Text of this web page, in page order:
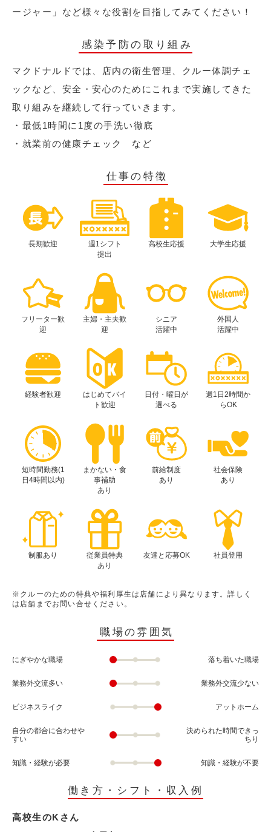
ージャー」など様々な役割を目指してみてください！
感染予防の取り組み
マクドナルドでは、店内の衛生管理、クルー体調チェ
ックなど、安全・安心のためにこれまで実施してきた
取り組みを継続して行っていきます。
・最低1時間に1度の手洗い徹底
・就業前の健康チェック など
仕事の特徴
長期歓迎
週1シフト
提出
高校生応援 大学生応援
フリーター歓
迎
主婦・主夫歓
迎
シニア
活躍中
外国人
活躍中
経験者歓迎
はじめてバイ
ト歓迎
日付・曜日が
選べる
週1日2時間か
らOK
短時間勤務(1
日4時間以内)
まかない・食
事補助
あり
前給制度
あり
社会保険
あり
制服あり
従業員特典
あり
友達と応募OK 社員登用
※クルーのための特典や福利厚生は店舗により異なります。詳しく
は店舗までお問い合せください。
職場の雰囲気
にぎやかな職場 落ち着いた職場
業務外交流多い 業務外交流少ない
ビジネスライク アットホーム
自分の都合に合わせや
すい
決められた時間できっ
ちり
知識・経験が必要 知識・経験が不要
働き方・シフト・収入例
高校生のKさん